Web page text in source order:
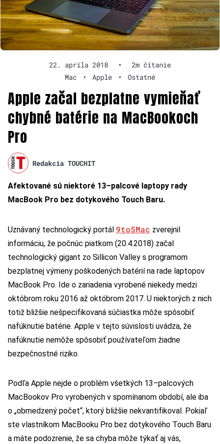
22. apríla 2018 •
2m čítanie
Mac
• Apple • Ostatné
Apple začal bezplatne vymieňať
chybné batérie na MacBookoch
Pro
Redakcia TOUCHIT
Afektované sú niektoré 13–palcové laptopy rady
MacBook Pro bez dotykového Touch Baru.
Uznávaný technologický portál 9to5Mac zverejnil
informáciu, že počnúc piatkom (20.4.2018) začal
technologický gigant zo Sillicon Valley s programom
bezplatnej výmeny poškodených batérií na rade laptopov
MacBook Pro. Ide o zariadenia vyrobené niekedy medzi
októbrom roku 2016 až októbrom 2017. U niektorých z nich
totiž bližšie nešpecifikovaná súčiastka môže spôsobiť
nafúknutie batérie. Apple v tejto súvislosti uvádza, že
nafúknutie nemôže spôsobiť používateľom žiadne
bezpečnostné riziko.
Podľa Apple nejde o problém všetkých 13–palcových
MacBookov Pro vyrobených v spomínanom období, ale iba
o „obmedzený počet“, ktorý bližšie nekvantifikoval. Pokiaľ
ste vlastníkom MacBooku Pro bez dotykového Touch Baru
a máte podozrenie, že sa chyba môže týkať aj vás,